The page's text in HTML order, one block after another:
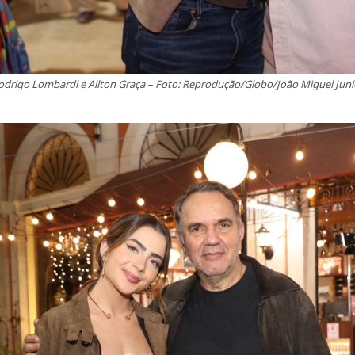
Lombardi e Ailton Graça – Foto: Reprodução/Globo/João Miguel